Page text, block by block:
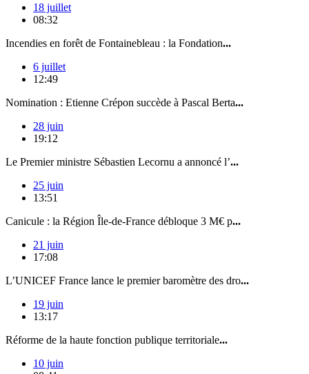
18 juillet
08:32
Incendies en forêt de Fontainebleau : la Fondation...
6 juillet
12:49
Nomination : Etienne Crépon succède à Pascal Berta...
28 juin
19:12
Le Premier ministre Sébastien Lecornu a annoncé l’...
25 juin
13:51
Canicule : la Région Île-de-France débloque 3 M€ p...
21 juin
17:08
L’UNICEF France lance le premier baromètre des dro...
19 juin
13:17
Réforme de la haute fonction publique territoriale...
10 juin